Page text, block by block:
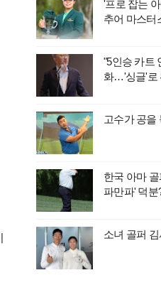
'프로 잡는
추어 마스터
"5인승 카트
화…'싱글'로
고수가 공을
한국 아마
파만파' 덕분
소녀 골퍼